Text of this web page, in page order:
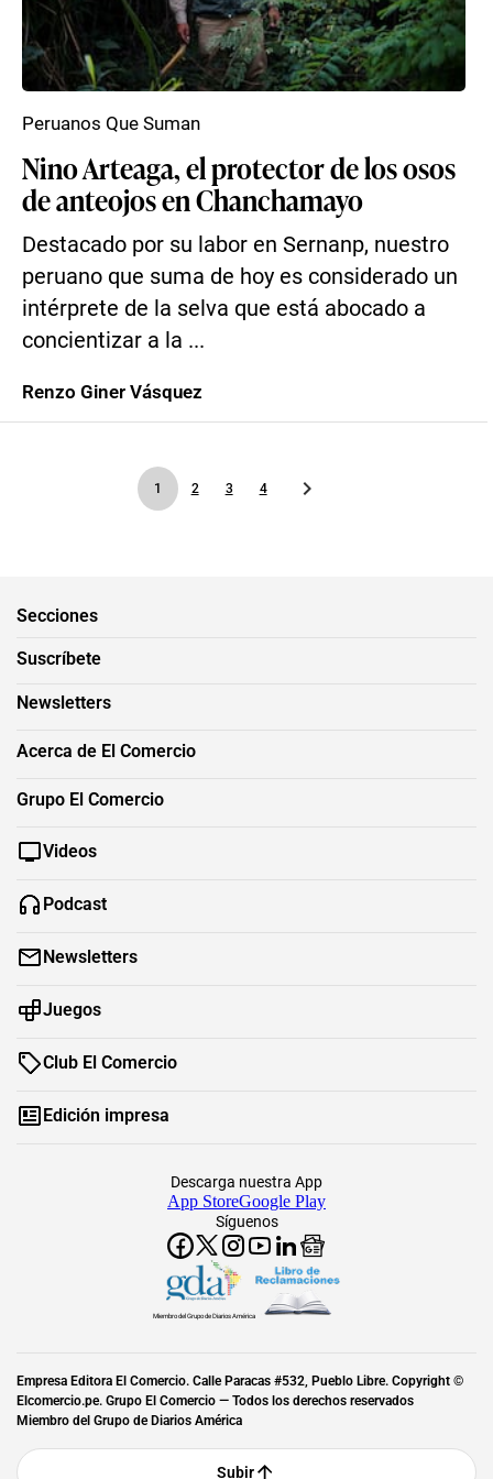
Nino Arteaga, el protector de los osos
de anteojos en Chanchamayo
Destacado por su labor en Sernanp, nuestro
peruano que suma de hoy es considerado un
intérprete de la selva que está abocado a
concientizar a la ...
Peruanos Que Suman
Renzo Giner Vásquez
1 2 3 4
Secciones
Suscríbete
Newsletters
Acerca de El Comercio
Grupo El Comercio
Videos
Podcast
Newsletters
Juegos
Club El Comercio
Edición impresa
Síguenos
Descarga nuestra App
App StoreGoogle Play
Miembro del Grupo de Diarios América
Empresa Editora El Comercio. Calle Paracas #532, Pueblo Libre. Copyright ©
Elcomercio.pe. Grupo El Comercio — Todos los derechos reservados
Miembro del Grupo de Diarios América
Subir